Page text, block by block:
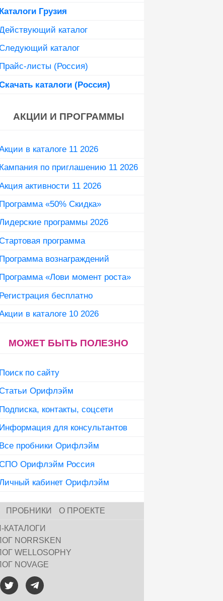
Каталоги Грузия
каталог
каталог
Прайс-листы (Россия)
каталоги (Россия)
АКЦИИ И ПРОГРАММЫ
в каталоге 11 2026
Кампания по приглашению 11 2026
активности 11 2026
Программа «50% Скидка»
программы 2026
программа
Программа вознаграждений
Программа «Лови момент роста»
Регистрация бесплатно
в каталоге 10 2026
МОЖЕТ БЫТЬ ПОЛЕЗНО
Поиск по сайту
Орифлэйм
Подписка, контакты, соцсети
Информация для консультантов
Все пробники Орифлэйм
Орифлэйм Россия
кабинет Орифлэйм
ПРОБНИКИ О ПРОЕКТЕ
КАТАЛОГИ
NORRSKEN
WELLOSOPHY
NOVAGE